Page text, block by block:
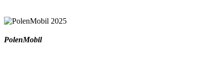
PolenMobil